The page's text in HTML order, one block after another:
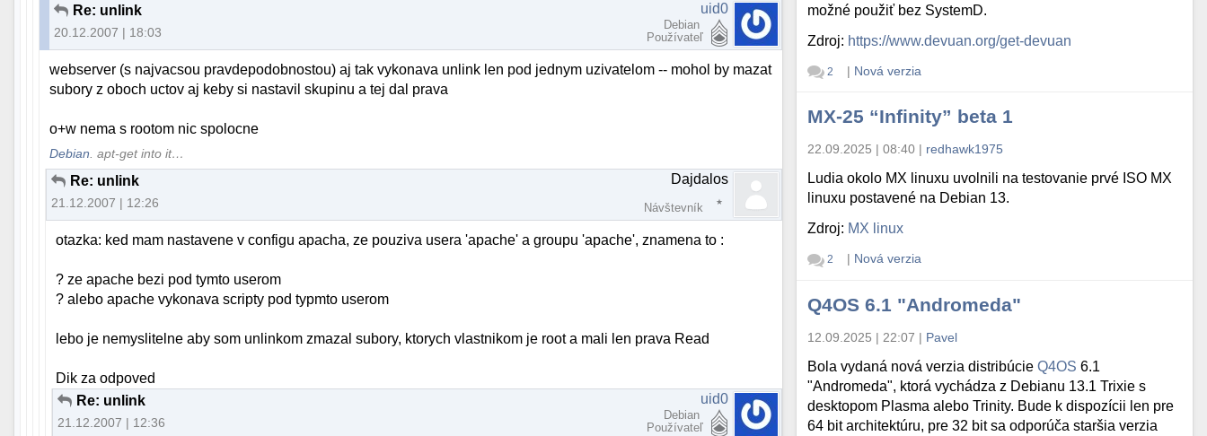
Re: unlink
20.12.2007 | 18:03
uid0
Debian
Používateľ
webserver (s najvacsou pravdepodobnostou) aj tak vykonava unlink len pod jednym uzivatelom -- mohol by mazat
subory z oboch uctov aj keby si nastavil skupinu a tej dal prava
o+w nema s rootom nic spolocne
Debian. apt-get into it…
Re: unlink
21.12.2007 | 12:26
Dajdalos
Návštevník
otazka: ked mam nastavene v configu apacha, ze pouziva usera 'apache' a groupu 'apache', znamena to :
? ze apache bezi pod tymto userom
? alebo apache vykonava scripty pod typmto userom
lebo je nemyslitelne aby som unlinkom zmazal subory, ktorych vlastnikom je root a mali len prava Read
Dik za odpoved
Re: unlink
21.12.2007 | 12:36
uid0
Debian
Používateľ
možné použiť bez SystemD.
Zdroj: https://www.devuan.org/get-devuan
2 | Nová verzia
MX-25 “Infinity” beta 1
22.09.2025 | 08:40 | redhawk1975
Ludia okolo MX linuxu uvolnili na testovanie prvé ISO MX
linuxu postavené na Debian 13.
Zdroj: MX linux
2 | Nová verzia
Q4OS 6.1 "Andromeda"
12.09.2025 | 22:07 | Pavel
Bola vydaná nová verzia distribúcieQ4OS 6.1
"Andromeda", ktorá vychádza z Debianu 13.1 Trixie s
desktopom Plasma alebo Trinity. Bude k dispozícii len pre
64 bit architektúru, pre 32 bit sa odporúča staršia verzia